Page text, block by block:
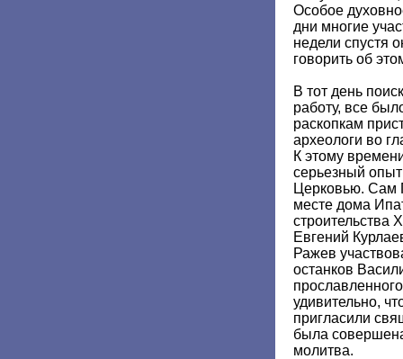
Особое
дни многие
недели спустя
говорить об
В тот день
работу, все
раскопкам
археологи во
К этому
серьезный
Церковью. Сам
месте дома
строительства
Евгений
Ражев
останков
удивительно,
пригласили
была
молитва.